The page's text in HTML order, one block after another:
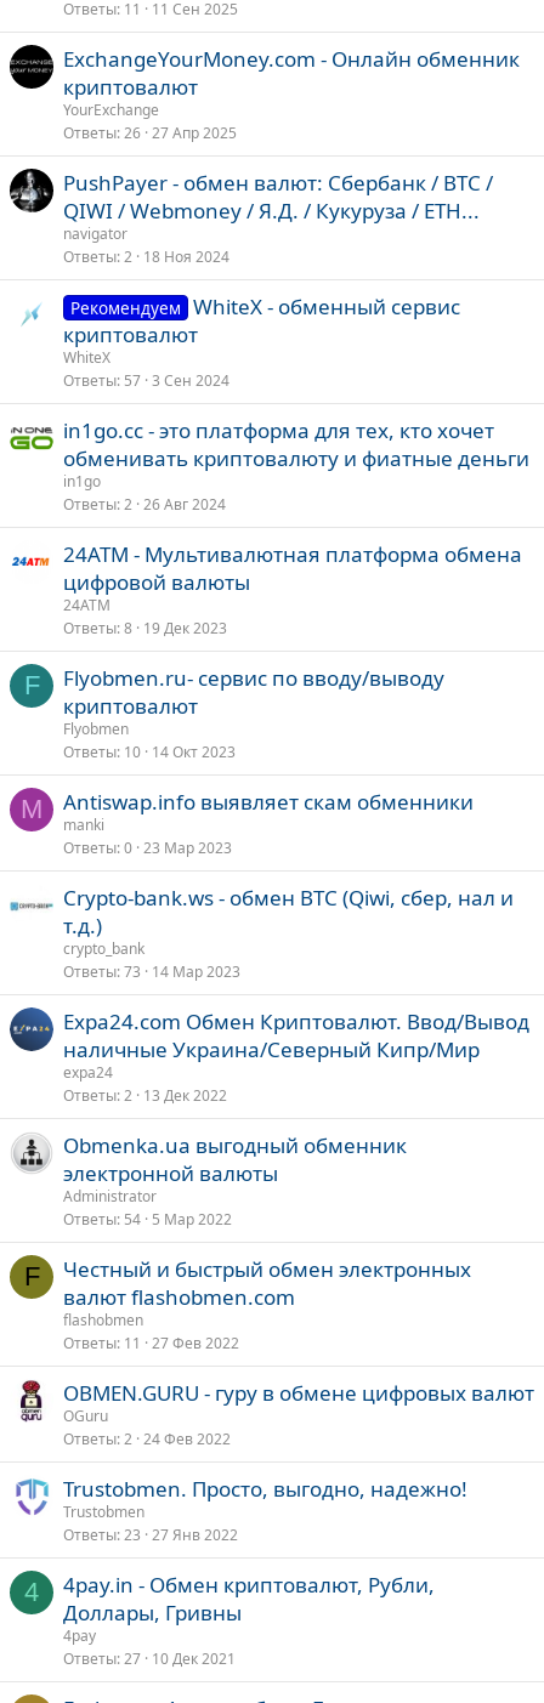
Ответы 11 11 Сен 2025
ExchangeYourMoney.com - Онлайн обменник
криптовалют
YourExchange
Ответы 26 27 Апр 2025
PushPayer - обмен валют: Сбербанк / BTC /
QIWI / Webmoney / Я.Д. / Кукуруза / ETH...
navigator
Ответы 2 18 Ноя 2024
Рекомендуем WhiteX - обменный сервис
криптовалют
WhiteX
Ответы 57 3 Сен 2024
in1go.cc - это платформа для тех, кто хочет
обменивать криптовалюту и фиатные деньги
in1go
Ответы 2 26 Авг 2024
24ATM - Мультивалютная платформа обмена
цифровой валюты
24ATM
Ответы 8 19 Дек 2023
F
Flyobmen.ru- сервис по вводу/выводу
криптовалют
Flyobmen
Ответы 10 14 Окт 2023
M Antiswap.info выявляет скам обменники
manki
Ответы 0 23 Мар 2023
Сrypto-bank.ws - обмен BTC (Qiwi, сбер, нал и
т.д.)
crypto_bank
Ответы 73 14 Мар 2023
Expa24.com Обмен Криптовалют. Ввод/Вывод
наличные Украина/Северный Кипр/Мир
expa24
Ответы 2 13 Дек 2022
Obmenka.ua выгодный обменник
электронной валюты
Administrator
Ответы 54 5 Мар 2022
F
Честный и быстрый обмен электронных
валют flashobmen.com
flashobmen
Ответы 11 27 Фев 2022
OBMEN.GURU - гуру в обмене цифровых валют
OGuru
Ответы 2 24 Фев 2022
Trustobmen. Просто, выгодно, надежно!
Trustobmen
Ответы 23 27 Янв 2022
4
4pay.in - Обмен криптовалют, Рубли,
Доллары, Гривны
4pay
Ответы 27 10 Дек 2021